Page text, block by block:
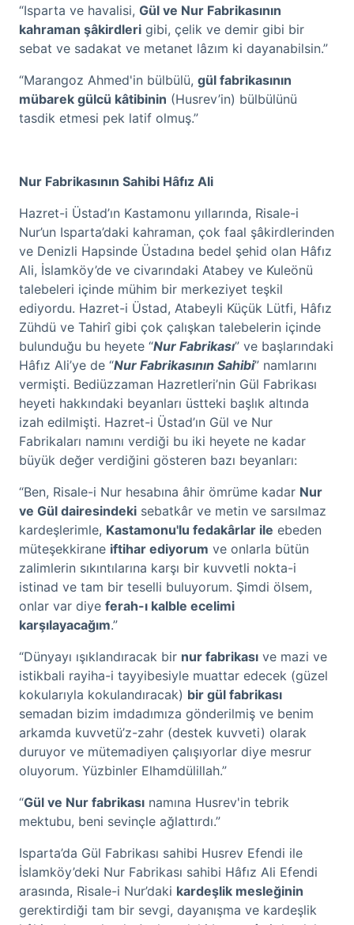
“Isparta ve havalisi, Gül ve Nur Fabrikasının
kahraman şâkirdleri gibi, çelik ve demir gibi bir
sebat ve sadakat ve metanet lâzım ki dayanabilsin.”
“Marangoz Ahmed'in bülbülü, gül fabrikasının
mübarek gülcü kâtibinin (Husrev’in) bülbülünü
tasdik etmesi pek latif olmuş.”
Nur Fabrikasının Sahibi Hâfız Ali
Hazret-i Üstad’ın Kastamonu yıllarında, Risale-i
Nur’un Isparta’daki kahraman, çok faal şâkirdlerinden
ve Denizli Hapsinde Üstadına bedel şehid olan Hâfız
Ali, İslamköy’de ve civarındaki Atabey ve Kuleönü
talebeleri içinde mühim bir merkeziyet teşkil
ediyordu. Hazret-i Üstad, Atabeyli Küçük Lütfi, Hâfız
Zühdü ve Tahirî gibi çok çalışkan talebelerin içinde
bulunduğu bu heyete “Nur Fabrikası” ve başlarındaki
Hâfız Ali’ye de “Nur Fabrikasının Sahibi” namlarını
vermişti. Bediüzzaman Hazretleri’nin Gül Fabrikası
heyeti hakkındaki beyanları üstteki başlık altında
izah edilmişti. Hazret-i Üstad’ın Gül ve Nur
Fabrikaları namını verdiği bu iki heyete ne kadar
büyük değer verdiğini gösteren bazı beyanları:
“Ben, Risale-i Nur hesabına âhir ömrüme kadar Nur
ve Gül dairesindeki sebatkâr ve metin ve sarsılmaz
kardeşlerimle, Kastamonu'lu fedakârlar ile ebeden
müteşekkirane iftihar ediyorum ve onlarla bütün
zalimlerin sıkıntılarına karşı bir kuvvetli nokta-i
istinad ve tam bir teselli buluyorum. Şimdi ölsem,
onlar var diye ferah-ı kalble ecelimi
karşılayacağım.”
“Dünyayı ışıklandıracak bir nur fabrikası ve mazi ve
istikbali rayiha-i tayyibesiyle muattar edecek (güzel
kokularıyla kokulandıracak) bir gül fabrikası
semadan bizim imdadımıza gönderilmiş ve benim
arkamda kuvvetü’z-zahr (destek kuvveti) olarak
duruyor ve mütemadiyen çalışıyorlar diye mesrur
oluyorum. Yüzbinler Elhamdülillah.”
“Gül ve Nur fabrikası namına Husrev'in tebrik
mektubu, beni sevinçle ağlattırdı.”
Isparta’da Gül Fabrikası sahibi Husrev Efendi ile
İslamköy’deki Nur Fabrikası sahibi Hâfız Ali Efendi
arasında, Risale-i Nur’daki kardeşlik mesleğinin
gerektirdiği tam bir sevgi, dayanışma ve kardeşlik